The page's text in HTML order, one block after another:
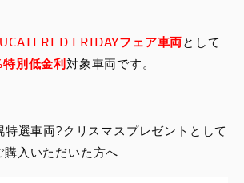
RED FRIDAYフェア車両として
特別低金利対象車両です。
特選車両?クリスマスプレゼントとして
入いただいた方へ